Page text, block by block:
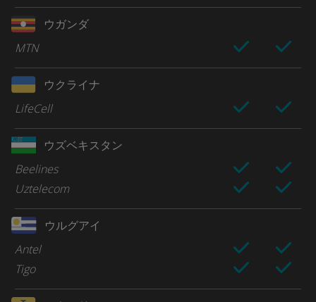
ウガンダ
MTN
ウクライナ
LifeCell
ウズベキスタン
Beelines
Uztelecom
ウルグアイ
Antel
Tigo